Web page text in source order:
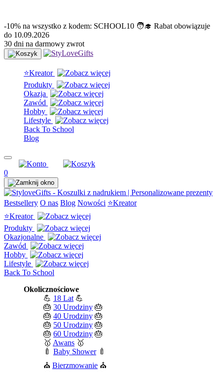
-10% na wszystko z kodem: SCHOOL10 🧑‍🎓 Rabat obowiązuje
do 10.09.2026
30 dni na darmowy zwrot
⭐Kreator
Produkty
Okazja
Zawód
Hobby
Lifestyle
Back To School
Blog
0
Bestsellery O nas Blog Nowości ⭐Kreator
⭐Kreator
Produkty
Okazjonalne
Zawód
Hobby
Lifestyle
Back To School
Okolicznościowe
💪 18 Lat 💪
🎂 30 Urodziny 🎂
🎂 40 Urodziny 🎂
🎂 50 Urodziny 🎂
🎂 60 Urodziny 🎂
🥇 Awans 🥇
🍼 Baby Shower🍼
⛪ Bierzmowanie ⛪